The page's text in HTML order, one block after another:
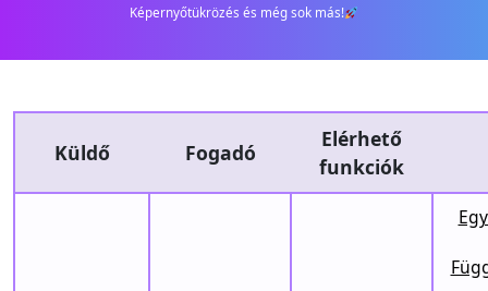
Képernyőtükrözés és még sok más!
Küldő Fogadó
Elérhető
funkciók